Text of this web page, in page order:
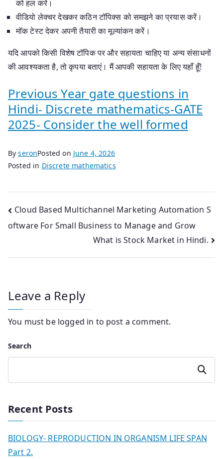
को हल करें।
वीडियो लेक्चर देखकर कठिन टॉपिक्स को समझने का प्रयास करें।
मॉक टेस्ट देकर अपनी तैयारी का मूल्यांकन करें।
यदि आपको किसी विशेष टॉपिक पर और सहायता चाहिए या अन्य संसाधनों
की आवश्यकता है, तो कृपया बताएं। मैं आपकी सहायता के लिए यहाँ हूँ!
Previous Year gate questions in
Hindi- Discrete mathematics-GATE
2025- Consider the well formed
ByseronPosted on June 4, 2026
Posted in Discrete mathematics
Post
navigation
Cloud Based Multichannel Marketing Automation S
oftware For Small Business to Manage and Grow
What is Stock Market in Hindi.
Leave a Reply
You must be logged in to post a comment.
Search
Search
Recent Posts
BIOLOGY- REPRODUCTION IN ORGANISM LIFE SPAN
Part 2.